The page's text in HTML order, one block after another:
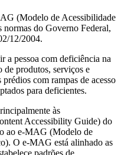
(Modelo de Acessibilidade
do Governo Federal,
12/2004.
a pessoa com deficiência na
de produtos, serviços e
com rampas de acesso
para deficientes.
às
Accessibility Guide) do
ao e-MAG (Modelo de
O e-MAG está alinhado as